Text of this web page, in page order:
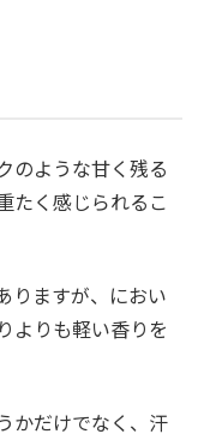
のような甘く残る
たく感じられるこ
りますが、におい
よりも軽い香りを
かだけでなく、汗